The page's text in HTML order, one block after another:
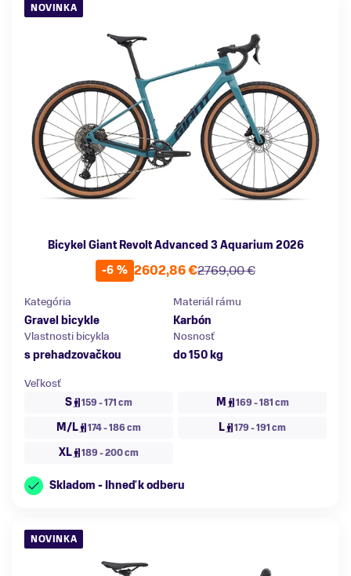
NOVINKA
Bicykel Giant Revolt Advanced 3 Aquarium 2026
-6 %
2769,00 €
2602,86 €
Kategória
Gravel bicykle
Materiál rámu
Karbón
Vlastnosti bicykla
s prehadzovačkou
Nosnosť
do 150 kg
Veľkosť
S
159 - 171 cm M 169 - 181 cm
M/L 174 - 186 cm L 179 - 191 cm
XL 189 - 200 cm
Skladom - Ihneď k odberu
NOVINKA